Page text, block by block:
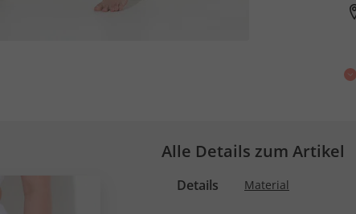
Alle Details zum Artikel
Details Material